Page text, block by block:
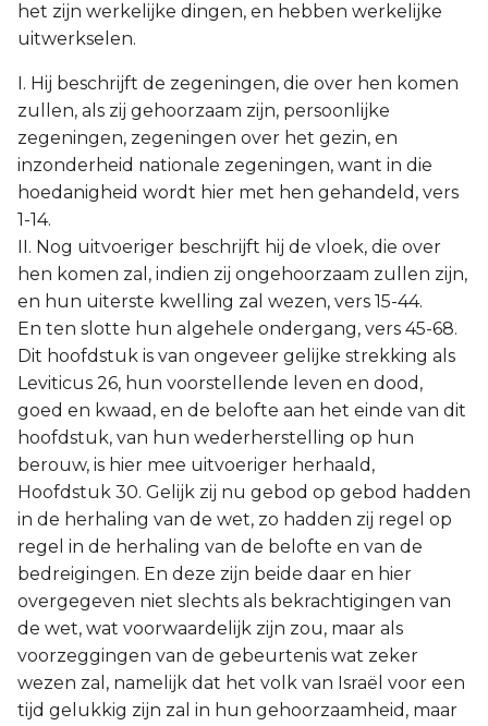
het zijn werkelijke dingen, en hebben werkelijke
uitwerkselen.
I. Hij beschrijft de zegeningen, die over hen komen
zullen, als zij gehoorzaam zijn, persoonlijke
zegeningen, zegeningen over het gezin, en
inzonderheid nationale zegeningen, want in die
hoedanigheid wordt hier met hen gehandeld, vers
1-14.
II. Nog uitvoeriger beschrijft hij de vloek, die over
hen komen zal, indien zij ongehoorzaam zullen zijn,
en hun uiterste kwelling zal wezen, vers 15-44.
En ten slotte hun algehele ondergang, vers 45-68.
Dit hoofdstuk is van ongeveer gelijke strekking als
Leviticus 26, hun voorstellende leven en dood,
goed en kwaad, en de belofte aan het einde van dit
hoofdstuk, van hun wederherstelling op hun
berouw, is hier mee uitvoeriger herhaald,
Hoofdstuk 30. Gelijk zij nu gebod op gebod hadden
in de herhaling van de wet, zo hadden zij regel op
regel in de herhaling van de belofte en van de
bedreigingen. En deze zijn beide daar en hier
overgegeven niet slechts als bekrachtigingen van
de wet, wat voorwaardelijk zijn zou, maar als
voorzeggingen van de gebeurtenis wat zeker
wezen zal, namelijk dat het volk van Israël voor een
tijd gelukkig zijn zal in hun gehoorzaamheid, maar